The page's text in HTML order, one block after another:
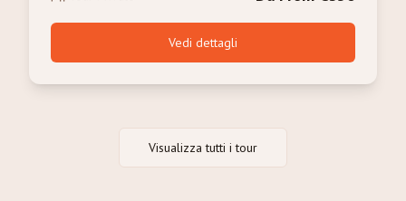
Vedi dettagli
Visualizza tutti i tour